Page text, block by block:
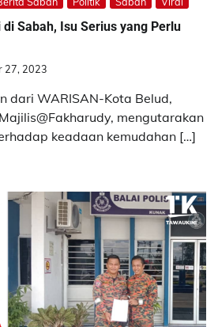
Sabah, Isu Serius yang Perlu
27, 2023
dari WARISAN-Kota Belud,
mengutarakan
keadaan kemudahan […]